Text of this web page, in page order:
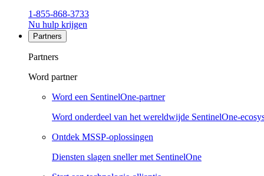
1-855-868-3733
Nu hulp krijgen
Partners
Partners
Word partner
Word een SentinelOne-partner
Word onderdeel van het wereldwijde SentinelOne-
Ontdek MSSP-oplossingen
Diensten slagen sneller met SentinelOne